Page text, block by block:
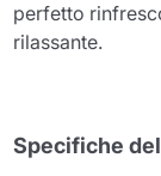
perfetto
rilassante.
Specifiche